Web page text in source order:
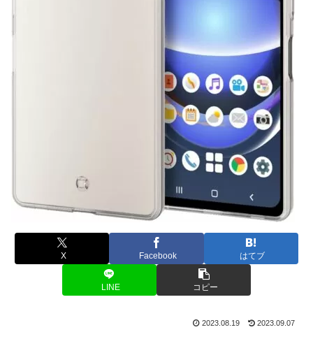
X Facebook はてブ
LINE コピー
2023.08.19 2023.09.07